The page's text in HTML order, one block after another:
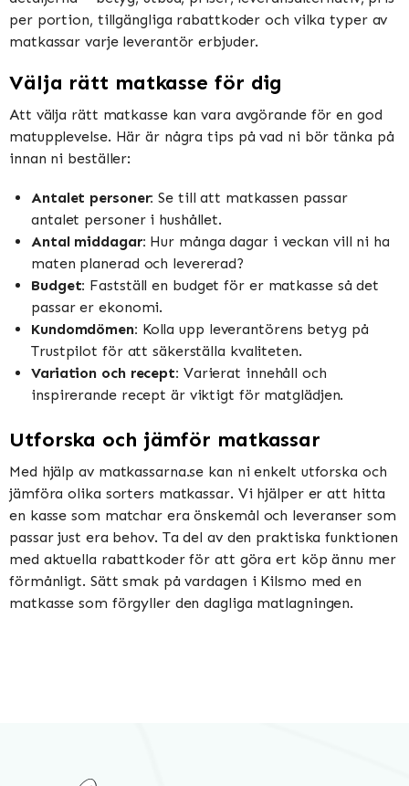
per portion, tillgängliga rabattkoder och vilka typer av
matkassar varje leverantör erbjuder.
Välja rätt matkasse för dig
Att välja rätt matkasse kan vara avgörande för en god
matupplevelse. Här är några tips på vad ni bör tänka på
innan ni beställer:
Antalet personer: Se till att matkassen passar
antalet personer i hushållet.
Antal middagar: Hur många dagar i veckan vill ni ha
maten planerad och levererad?
Budget: Fastställ en budget för er matkasse så det
passar er ekonomi.
Kundomdömen: Kolla upp leverantörens betyg på
Trustpilot för att säkerställa kvaliteten.
Variation och recept: Varierat innehåll och
inspirerande recept är viktigt för matglädjen.
Utforska och jämför matkassar
Med hjälp av matkassarna.se kan ni enkelt utforska och
jämföra olika sorters matkassar. Vi hjälper er att hitta
en kasse som matchar era önskemål och leveranser som
passar just era behov. Ta del av den praktiska funktionen
med aktuella rabattkoder för att göra ert köp ännu mer
förmånligt. Sätt smak på vardagen i Kilsmo med en
matkasse som förgyller den dagliga matlagningen.